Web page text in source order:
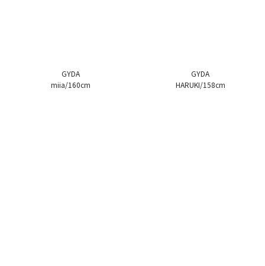
GYDA
miia/160cm
GYDA
HARUKI/158cm